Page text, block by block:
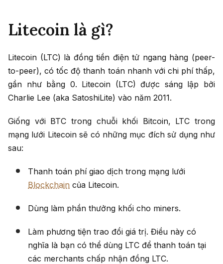
Litecoin là gì?
Litecoin (LTC) là đồng tiền điện tử ngang hàng (peer-
to-peer), có tốc độ thanh toán nhanh với chi phí thấp,
gần như bằng 0. Litecoin (LTC) được sáng lập bởi
Charlie Lee (aka SatoshiLite) vào năm 2011.
Giống với BTC trong chuỗi khối Bitcoin, LTC trong
mạng lưới Litecoin sẽ có những mục đích sử dụng như
sau:
Thanh toán phí giao dịch trong mạng lưới
Blockchain của Litecoin.
Dùng làm phần thưởng khối cho miners.
Làm phương tiện trao đổi giá trị. Điều này có
nghĩa là bạn có thể dùng LTC để thanh toán tại
các merchants chấp nhận đồng LTC.